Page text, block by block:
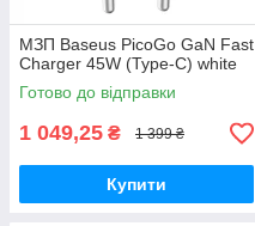
МЗП Baseus PicoGo GaN Fast
Charger 45W (Type-C) white
Готово до відправки
1 049,25 ₴ 1 399 ₴
Купити